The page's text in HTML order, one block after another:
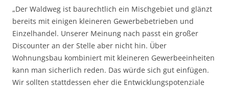
„Der Waldweg ist baurechtlich ein Mischgebiet und glänzt
bereits mit einigen kleineren Gewerbebetrieben und
Einzelhandel. Unserer Meinung nach passt ein großer
Discounter an der Stelle aber nicht hin. Über
Wohnungsbau kombiniert mit kleineren Gewerbeeinheiten
kann man sicherlich reden. Das würde sich gut einfügen.
Wir sollten stattdessen eher die Entwicklungspotenziale